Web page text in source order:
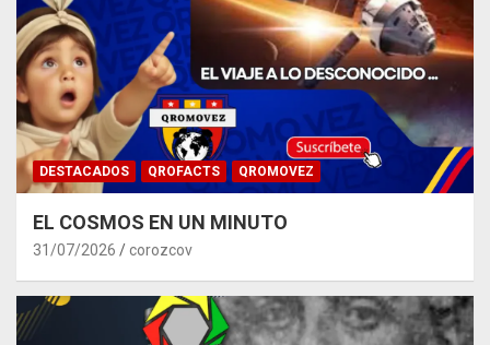
DESTACADOS QROFACTS QROMOVEZ
EL COSMOS EN UN MINUTO
31/07/2026 corozcov